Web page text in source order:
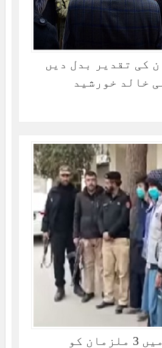
کی تقدیر بدل دیں
خالد خورشید
زیادتی کیس میں 3 ملزمان کو